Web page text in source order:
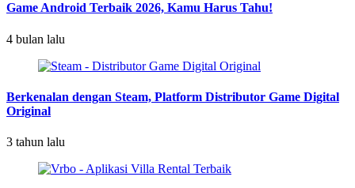
Game Android Terbaik 2026, Kamu Harus Tahu!
4 bulan lalu
Berkenalan dengan Steam, Platform Distributor Game Digital
Original
3 tahun lalu